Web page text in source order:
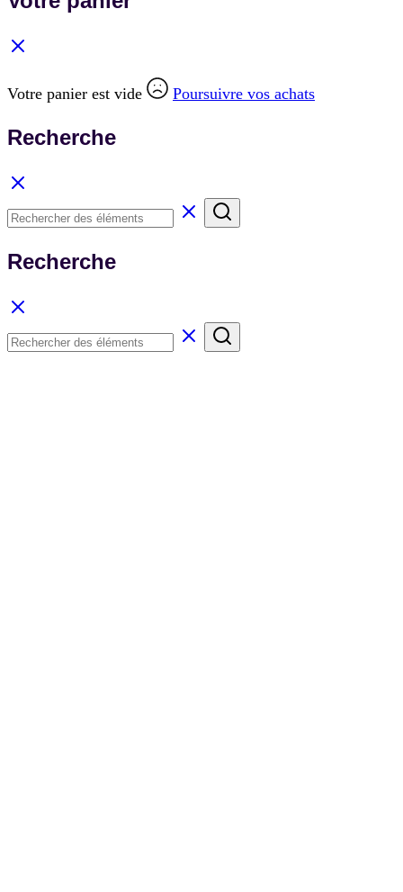
Votre panier est vide Poursuivre vos achats
Recherche
Recherche